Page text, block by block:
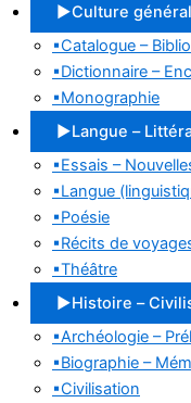
▶Culture
▪Catalogue –
▪Dictionnaire –
▪Monographie
▶Langue –
▪Essais –
▪Langue
▪Poésie
▪Récits de
▪Théâtre
▶Histoire –
▪Archéologie –
▪Biographie –
▪Civilisation